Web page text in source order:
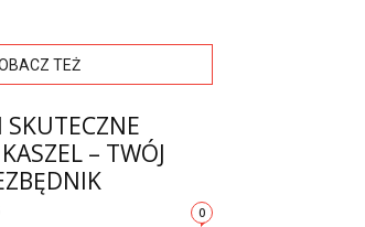
TEŻ
– TWÓJ
0